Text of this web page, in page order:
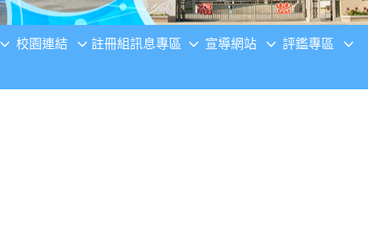
校園連結 註冊組訊息專區 宣導網站 評鑑專區